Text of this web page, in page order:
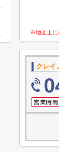
※地図上に
クレイ